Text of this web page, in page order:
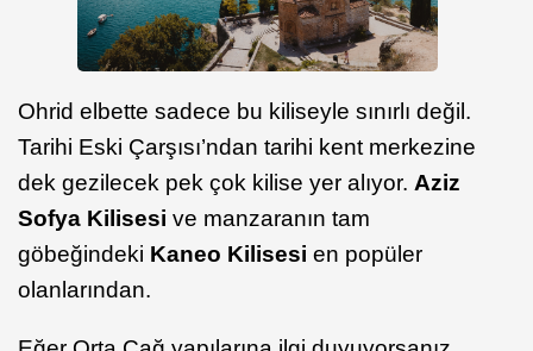
Ohrid elbette sadece bu kiliseyle sınırlı değil.
Tarihi Eski Çarşısı’ndan tarihi kent merkezine
dek gezilecek pek çok kilise yer alıyor. Aziz
Sofya Kilisesi ve manzaranın tam
göbeğindeki Kaneo Kilisesi en popüler
olanlarından.